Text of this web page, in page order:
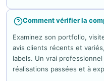
Comment vérifier la
Examinez son portfolio,
avis clients récents et
labels. Un vrai
réalisations passées et à